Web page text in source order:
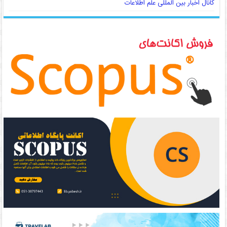
کانال اخبار بین المللی علم اطلاعات